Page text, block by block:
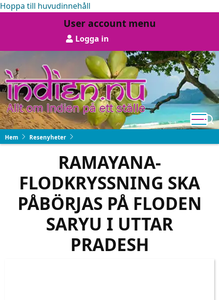
Hoppa till huvudinnehåll
User account menu
Logga in
Hem Resenyheter
RAMAYANA-
FLODKRYSSNING SKA
PÅBÖRJAS PÅ FLODEN
SARYU I UTTAR
PRADESH